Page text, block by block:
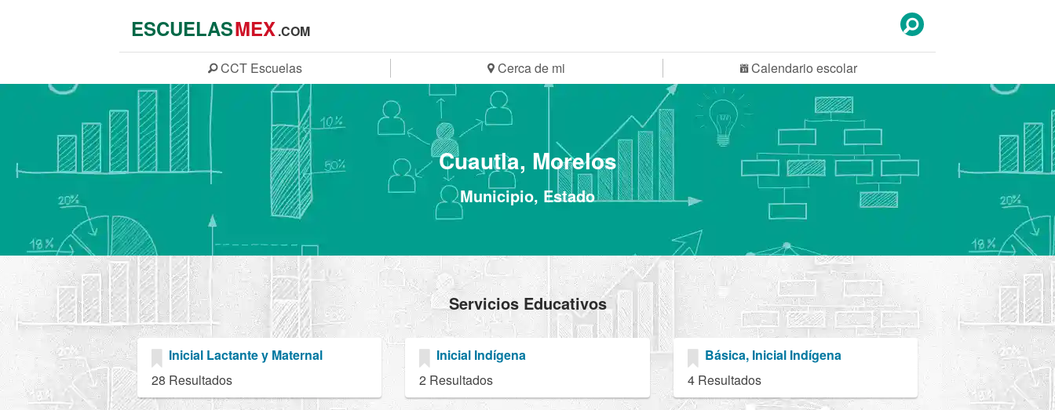
ESCUELASMEX.COM
CCT Escuelas Cerca de mi Calendario escolar
Cuautla, Morelos
Municipio, Estado
Servicios Educativos
Inicial Lactante y Maternal
28 Resultados
Inicial Indígena
2 Resultados
Básica, Inicial Indígena
4 Resultados